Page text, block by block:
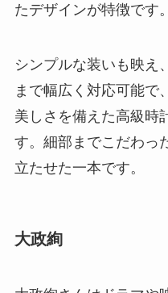
たデザインが特徴です。
シンプルな装いも映え
まで幅広く対応可能で
美しさを備えた高級時
す。細部までこだわっ
立たせた一本です。
大政絢